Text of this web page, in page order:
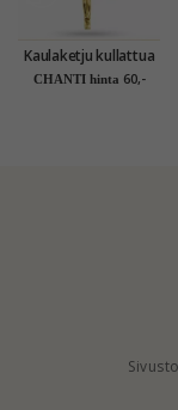
Kaulaketju kullattua
hopeaa ristiriipus
CHANTI hinta 60,-